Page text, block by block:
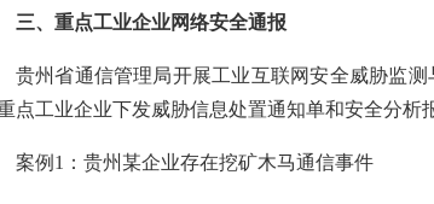
三、重点工业企业网络安全通报
贵州省通信管理局开展工业互联网安全威胁监
点工业企业下发威胁信息处置通知单和安全分析
案例1：贵州某企业存在挖矿木马通信事件